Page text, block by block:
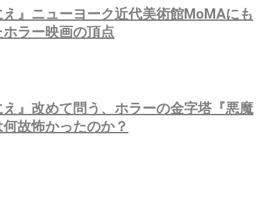
え』ニューヨーク近代美術館MoMAにも
ラー映画の頂点
え』改めて問う、ホラーの金字塔『悪魔
故怖かったのか？